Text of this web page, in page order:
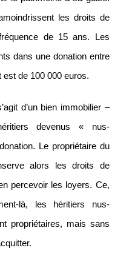
les droits de
de 15 ans. Les
dans une donation entre
est de 100 000 euros.
d’un bien immobilier –
devenus « nus-
Le propriétaire du
alors les droits de
percevoir les loyers. Ce,
là, les héritiers nus-
propriétaires, mais sans